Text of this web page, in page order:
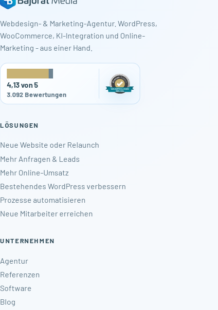
Webdesign- & Marketing-Agentur. WordPress,
WooCommerce, KI-Integration und Online-
Marketing - aus einer Hand.
4,13 von 5
3.092 Bewertungen
LÖSUNGEN
Neue Website oder Relaunch
Mehr Anfragen & Leads
Mehr Online-Umsatz
Bestehendes WordPress verbessern
Prozesse automatisieren
Neue Mitarbeiter erreichen
UNTERNEHMEN
Agentur
Referenzen
Software
Blog